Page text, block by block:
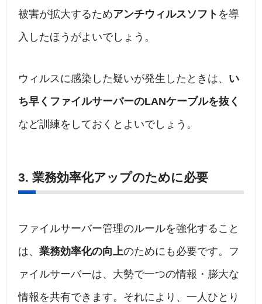
被害が拡大するためアンチウィルスソフト を導
入したほうがよいでしょう。
ウィルスに感染した疑いが発生したときは、 い
ち早くファイルサーバーのLANケーブルを抜く
など訓練をしておくとよいでしょう。
3. 業務効率化アップのために必要
ファイルサーバー管理のルールを強化すること
は、 業務効率化の向上のためにも必要です。フ
ァイルサーバーは、大勢で一つの情報・膨大な
情報を共有できます。それにより、一人ひとり